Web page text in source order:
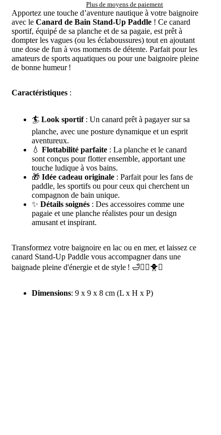
Plus de moyens de paiement
Apportez une touche d’aventure nautique à votre baignoire
avec le Canard de Bain Stand-Up Paddle ! Ce canard
sportif, équipé de sa planche et de sa pagaie, est prêt à
dompter les vagues (ou les éclaboussures) tout en ajoutant
une dose de fun à vos moments de détente. Parfait pour les
amateurs de sports aquatiques ou pour une baignoire pleine
de bonne humeur !
Caractéristiques :
🏄 Look sportif: Un canard prêt à pagayer sur sa
planche, avec une posture dynamique et un esprit
aventureux.
💧 Flottabilité parfaite : La planche et le canard
sont conçus pour flotter ensemble, apportant une
touche ludique à vos bains.
🎁 Idée cadeau originale : Parfait pour les fans de
paddle, les sportifs ou pour ceux qui cherchent un
compagnon de bain unique.
✨ Détails soignés : Des accessoires comme une
pagaie et une planche réalistes pour un design
amusant et inspirant.
Transformez votre baignoire en lac ou en mer, et laissez ce
canard Stand-Up Paddle vous accompagner dans une
baignade pleine d'énergie et de style ! 🛁🏄‍♂️🐥✨
Dimensions: 9 x 9 x 8 cm (L x H x P)